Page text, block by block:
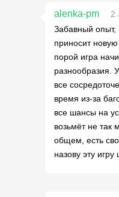
alenka-pm
2
Забавный
приносит
порой игра
разнообразия.
все
время из-за
все шансы на
возьмёт не так
общем, есть
назову эту